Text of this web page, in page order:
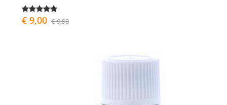
€ 9,00 € 9,90